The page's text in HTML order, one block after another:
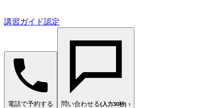
講習ガイド認定
電話で予約する 問い合わせる(入力30秒) ›